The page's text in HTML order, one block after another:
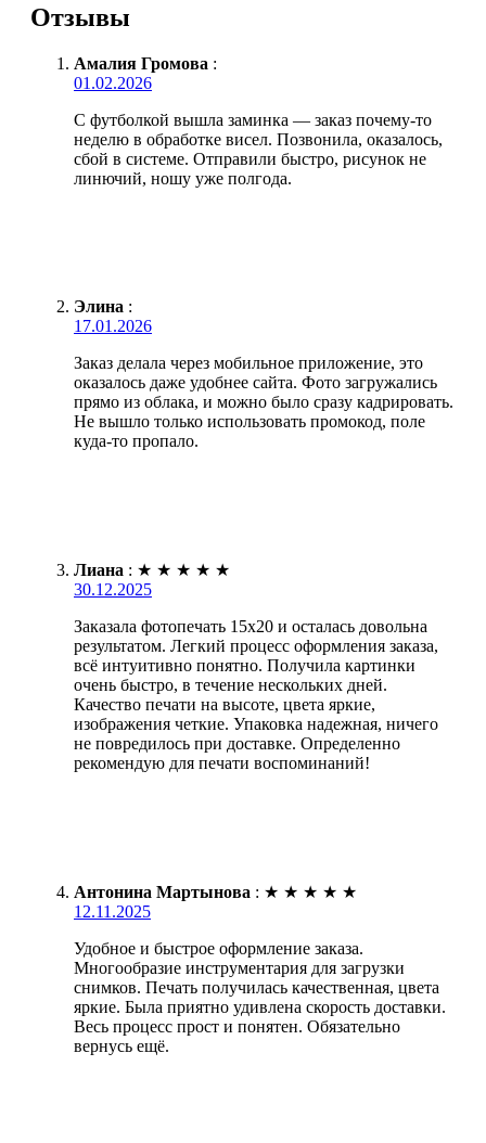
Отзывы
Амалия Громова :
01.02.2026
С футболкой вышла заминка — заказ почему-то
неделю в обработке висел. Позвонила, оказалось,
сбой в системе. Отправили быстро, рисунок не
линючий, ношу уже полгода.
Элина :
17.01.2026
Заказ делала через мобильное приложение, это
оказалось даже удобнее сайта. Фото загружались
прямо из облака, и можно было сразу кадрировать.
Не вышло только использовать промокод, поле
куда-то пропало.
Лиана : ★ ★ ★ ★ ★
30.12.2025
Заказала фотопечать 15х20 и осталась довольна
результатом. Легкий процесс оформления заказа,
всё интуитивно понятно. Получила картинки
очень быстро, в течение нескольких дней.
Качество печати на высоте, цвета яркие,
изображения четкие. Упаковка надежная, ничего
не повредилось при доставке. Определенно
рекомендую для печати воспоминаний!
Антонина Мартынова : ★ ★ ★ ★ ★
12.11.2025
Удобное и быстрое оформление заказа.
Многообразие инструментария для загрузки
снимков. Печать получилась качественная, цвета
яркие. Была приятно удивлена скорость доставки.
Весь процесс прост и понятен. Обязательно
вернусь ещё.